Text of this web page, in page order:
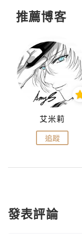
推薦博客
艾米莉
追蹤
發表評論